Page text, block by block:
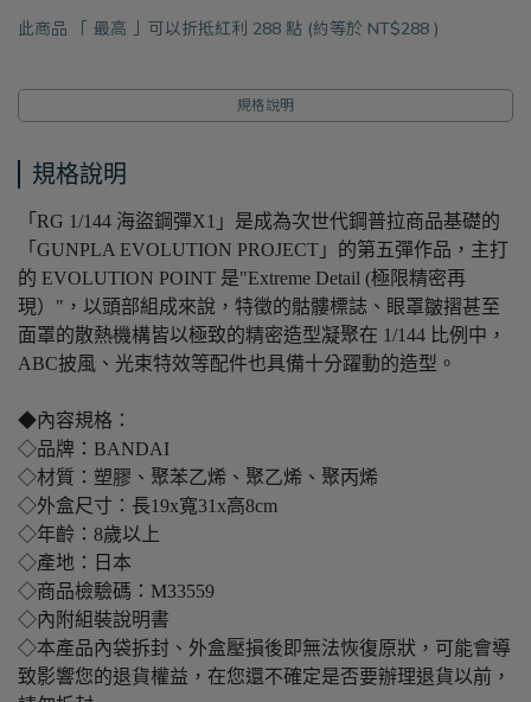
此商品 「 最高 」可以折抵紅利 288 點 (約等於 NT$288 )
規格說明
規格說明
「RG 1/144 海盜鋼彈X1」是成為次世代鋼普拉商品基礎的
「GUNPLA EVOLUTION PROJECT」的第五彈作品，主打
的 EVOLUTION POINT 是"Extreme Detail (極限精密再
現）"，以頭部組成來說，特徵的骷髏標誌、眼罩皺摺甚至
面罩的散熱機構皆以極致的精密造型凝聚在 1/144 比例中，
ABC披風、光束特效等配件也具備十分躍動的造型。
◆內容規格：
◇品牌：BANDAI
◇材質：塑膠、聚苯乙烯、聚乙烯、聚丙烯
◇外盒尺寸：長19x寬31x高8cm
◇年齡：8歲以上
◇產地：日本
◇商品檢驗碼：M33559
◇內附組裝說明書
◇本產品內袋拆封、外盒壓損後即無法恢復原狀，可能會導
致影響您的退貨權益，在您還不確定是否要辦理退貨以前，